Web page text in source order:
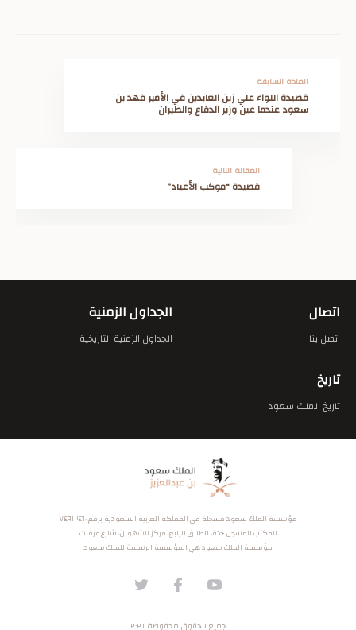
المادة السابقة
قصيدة اللواء علي زين العابدين في الأمير فهد بن
سعود عندما عين وزير الدفاع والطيران
المقالة التالية
قصيدة “موكب الأعياد”
اتصال
اتصل بنا
الجداول الزمنية
الجداول الزمنية التاريخية
تاريخ
تاريخ الملك سعود
مؤسسة الملك سعود مسجلة في المملكة العربية السعودية برقم ٧٤٩٣٤٦٠
المكتب المسجل: جدة، الطابق الرابع، مركز الشهوان، شارع عرفات
مؤسسة الملك سعود هي المؤسسة الرسمية للملك سعود.
جميع الحقوق محفوظة ٢٠٢٦